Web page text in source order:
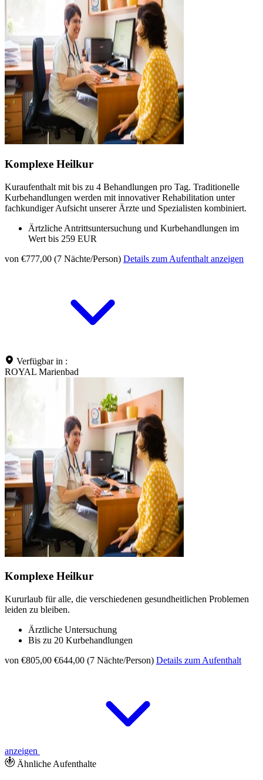
Komplexe Heilkur
Kuraufenthalt mit bis zu 4 Behandlungen pro Tag. Traditionelle
Kurbehandlungen werden mit innovativer Rehabilitation unter
fachkundiger Aufsicht unserer Ärzte und Spezialisten kombiniert.
Ärtzliche Antrittsuntersuchung und Kurbehandlungen im
Wert bis 259 EUR
von €777,00 (7 Nächte/Person) Details zum Aufenthalt anzeigen
Verfügbar in :
ROYAL Marienbad
Komplexe Heilkur
Kururlaub für alle, die verschiedenen gesundheitlichen Problemen
leiden zu bleiben.
Ärztliche Untersuchung
Bis zu 20 Kurbehandlungen
von €805,00 €644,00 (7 Nächte/Person) Details zum Aufenthalt
anzeigen
Ähnliche Aufenthalte